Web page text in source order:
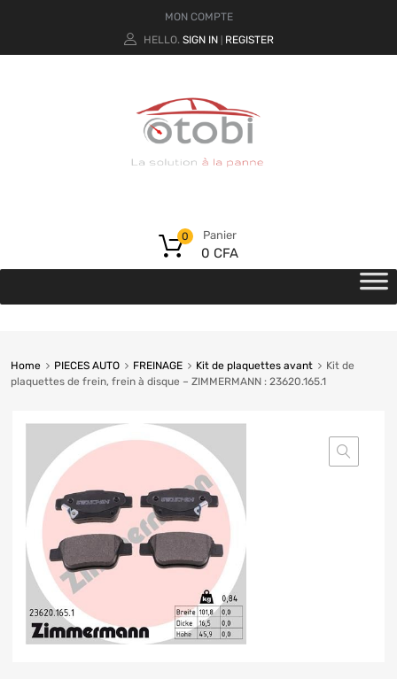
MON COMPTE
HELLO. SIGN IN REGISTER
Panier
0 CFA
0
Home PIECES AUTO FREINAGE Kit de plaquettes avant
Kit de
plaquettes de frein, frein à disque – ZIMMERMANN : 23620.165.1